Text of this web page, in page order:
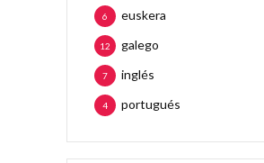
euskera
6
galego
12
inglés
7
portugués
4